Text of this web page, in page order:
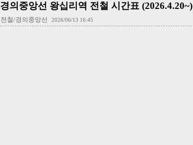
경의중앙선 왕십리역 전철 시간표 (2026.4.20~)
전철/경의중앙선 2026/06/13 16:45